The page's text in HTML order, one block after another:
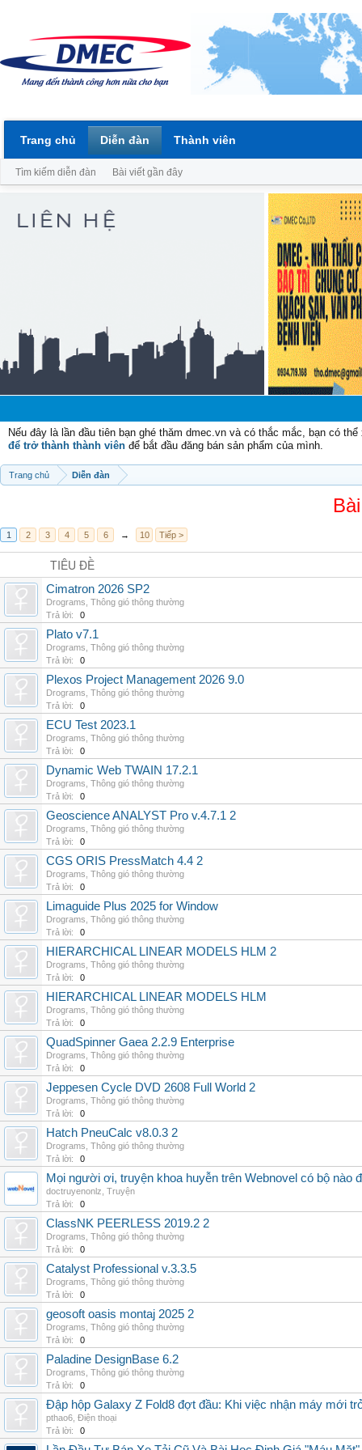
Nếu đây là lần đầu tiên bạn ghé thăm dmec.vn và có thắc mắc, bạn có
để trở thành thành viên để bắt đầu đăng bán sản phẩm của mình.
Trang chủ Diễn đàn
1 2 3 4 5 6 → 10 Tiếp >
TIÊU ĐỀ
Cimatron 2026 SP2
Drograms Thông gió thông thường
Trả lời:
0
Plato v7.1
Drograms Thông gió thông thường
Trả lời:
0
Plexos Project Management 2026 9.0
Drograms Thông gió thông thường
Trả lời:
0
ECU Test 2023.1
Drograms Thông gió thông thường
Trả lời:
0
Dynamic Web TWAIN 17.2.1
Drograms Thông gió thông thường
Trả lời:
0
Geoscience ANALYST Pro v.4.7.1 2
Drograms Thông gió thông thường
Trả lời:
0
CGS ORIS PressMatch 4.4 2
Drograms Thông gió thông thường
Trả lời:
0
Limaguide Plus 2025 for Window
Drograms Thông gió thông thường
Trả lời:
0
HIERARCHICAL LINEAR MODELS HLM 2
Drograms Thông gió thông thường
Trả lời:
0
HIERARCHICAL LINEAR MODELS HLM
Drograms Thông gió thông thường
Trả lời:
0
QuadSpinner Gaea 2.2.9 Enterprise
Drograms Thông gió thông thường
Trả lời:
0
Jeppesen Cycle DVD 2608 Full World 2
Drograms Thông gió thông thường
Trả lời:
0
Hatch PneuCalc v8.0.3 2
Drograms Thông gió thông thường
Trả lời:
0
Mọi người ơi, truyện khoa huyễn trên Webnovel có bộ nào
doctruyenonlz Truyện
Trả lời:
0
ClassNK PEERLESS 2019.2 2
Drograms Thông gió thông thường
Trả lời:
0
Catalyst Professional v.3.3.5
Drograms Thông gió thông thường
Trả lời:
0
geosoft oasis montaj 2025 2
Drograms Thông gió thông thường
Trả lời:
0
Paladine DesignBase 6.2
Drograms Thông gió thông thường
Trả lời:
0
Đập hộp Galaxy Z Fold8 đợt đầu: Khi việc nhận máy mới
pthao6 Điện thoại
Trả lời:
0
Trang chủ Diễn đàn
Tìm kiếm diễn đàn Bài viết gần đây
Thành viên